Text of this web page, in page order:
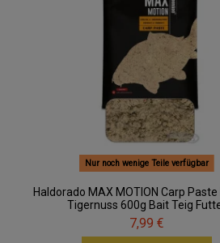
Nur noch wenige Teile verfügbar
Haldorado MAX MOTION Carp Paste
Tigernuss 600g Bait Teig
7,99 €